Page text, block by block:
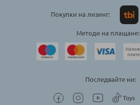
Покупки на лизинг:
Методи на плащане:
Последвайте ни: